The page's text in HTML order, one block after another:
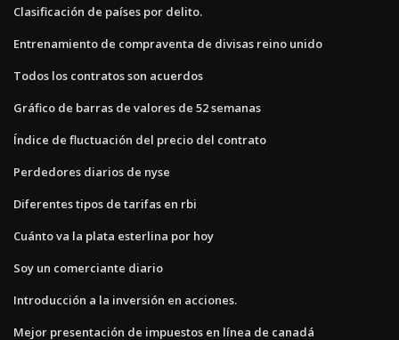
Clasificación de países por delito.
Entrenamiento de compraventa de divisas reino unido
Todos los contratos son acuerdos
Gráfico de barras de valores de 52 semanas
Índice de fluctuación del precio del contrato
Perdedores diarios de nyse
Diferentes tipos de tarifas en rbi
Cuánto va la plata esterlina por hoy
Soy un comerciante diario
Introducción a la inversión en acciones.
Mejor presentación de impuestos en línea de canadá